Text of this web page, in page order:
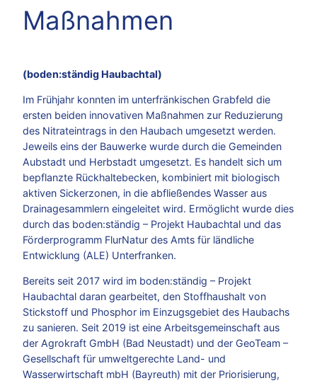
Maßnahmen
(boden:ständig Haubachtal)
Im Frühjahr konnten im unterfränkischen Grabfeld die
ersten beiden innovativen Maßnahmen zur Reduzierung
des Nitrateintrags in den Haubach umgesetzt werden.
Jeweils eins der Bauwerke wurde durch die Gemeinden
Aubstadt und Herbstadt umgesetzt. Es handelt sich um
bepflanzte Rückhaltebecken, kombiniert mit biologisch
aktiven Sickerzonen, in die abfließendes Wasser aus
Drainagesammlern eingeleitet wird. Ermöglicht wurde dies
durch das boden:ständig – Projekt Haubachtal und das
Förderprogramm FlurNatur des Amts für ländliche
Entwicklung (ALE) Unterfranken.
Bereits seit 2017 wird im boden:ständig – Projekt
Haubachtal daran gearbeitet, den Stoffhaushalt von
Stickstoff und Phosphor im Einzugsgebiet des Haubachs
zu sanieren. Seit 2019 ist eine Arbeitsgemeinschaft aus
der Agrokraft GmbH (Bad Neustadt) und der GeoTeam –
Gesellschaft für umweltgerechte Land- und
Wasserwirtschaft mbH (Bayreuth) mit der Priorisierung,